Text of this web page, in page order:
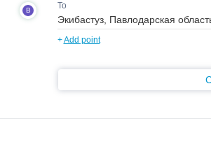
B To
+Add point